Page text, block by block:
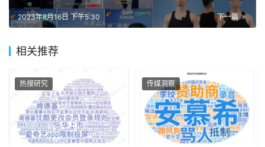
下一篇
2023年8月16日 下午5:30
相关推荐
热搜研究 传媒洞察